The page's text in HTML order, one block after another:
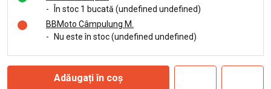
-
În stoc 1 bucată (undefined undefined)
BBMoto Câmpulung M.
-
Nu este în stoc (undefined undefined)
Adăugați în coș